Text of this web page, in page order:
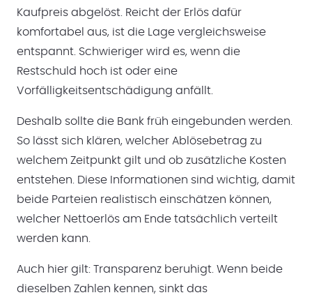
Kaufpreis abgelöst. Reicht der Erlös dafür
komfortabel aus, ist die Lage vergleichsweise
entspannt. Schwieriger wird es, wenn die
Restschuld hoch ist oder eine
Vorfälligkeitsentschädigung anfällt.
Deshalb sollte die Bank früh eingebunden werden.
So lässt sich klären, welcher Ablösebetrag zu
welchem Zeitpunkt gilt und ob zusätzliche Kosten
entstehen. Diese Informationen sind wichtig, damit
beide Parteien realistisch einschätzen können,
welcher Nettoerlös am Ende tatsächlich verteilt
werden kann.
Auch hier gilt: Transparenz beruhigt. Wenn beide
dieselben Zahlen kennen, sinkt das